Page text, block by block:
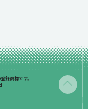
録商標です。